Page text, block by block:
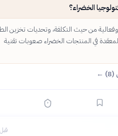
الخضراء؟
من حيث التكلفة، وتحديات تخزين
المعقدة في المنتجات الخضراء صعوبات تقنية
←
قبل 5 ساعات